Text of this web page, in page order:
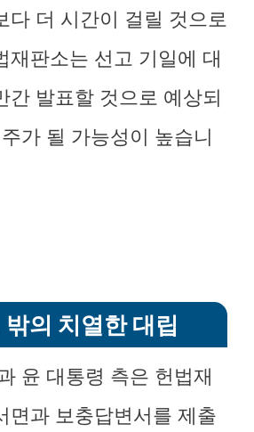
다 더 시간이 걸릴 것으로
재판소는 선고 기일에 대
간 발표할 것으로 예상되
가 될 가능성이 높습니
의 치열한 대립
윤 대통령 측은 헌법재
면과 보충답변서를 제출